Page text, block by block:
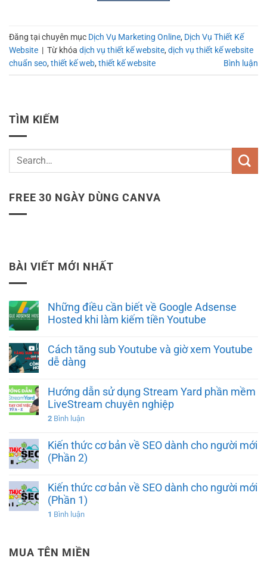
Đăng tại chuyên mục Dịch Vụ Marketing Online, Dịch Vụ Thiết Kế
Website | Từ khóa dịch vụ thiết kế website, dịch vụ thiết kế website
chuẩn seo, thiết kế web, thiết kế website Bình luận
TÌM KIẾM
FREE 30 NGÀY DÙNG CANVA
BÀI VIẾT MỚI NHẤT
Những điều cần biết về Google Adsense
Hosted khi làm kiếm tiền Youtube
Cách tăng sub Youtube và giờ xem Youtube
dễ dàng
Hướng dẫn sử dụng Stream Yard phần mềm
LiveStream chuyên nghiệp
2 Bình luận
Kiến thức cơ bản về SEO dành cho người mới
(Phần 2)
Kiến thức cơ bản về SEO dành cho người mới
(Phần 1)
1 Bình luận
MUA TÊN MIỀN